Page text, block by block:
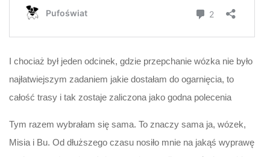
I chociaż był jeden odcinek, gdzie przepchanie wózka nie było
najłatwiejszym zadaniem jakie dostałam do ogarnięcia, to
całość trasy i tak zostaje zaliczona jako godna polecenia
Tym razem wybrałam się sama. To znaczy sama ja, wózek,
Misia i Bu. Od dłuższego czasu nosiło mnie na jakąś wyprawę